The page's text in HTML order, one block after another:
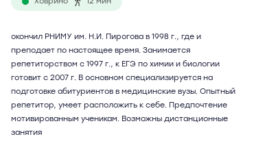
окончил РНИМУ им. Н.И. Пирогова в 1998 г., где и
преподает по настоящее время. Занимается
репетиторством с 1997 г., к ЕГЭ по химии и биологии
готовит с 2007 г. В основном специализируется на
подготовке абитуриентов в медицинские вузы. Опытный
репетитор, умеет расположить к себе. Предпочтение
мотивированным ученикам. Возможны дистанционные
занятия